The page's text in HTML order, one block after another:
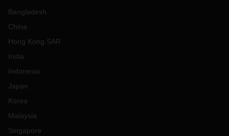
Bangladesh
China
Hong Kong SAR
India
Indonesia
Japan
Korea
Malaysia
Singapore